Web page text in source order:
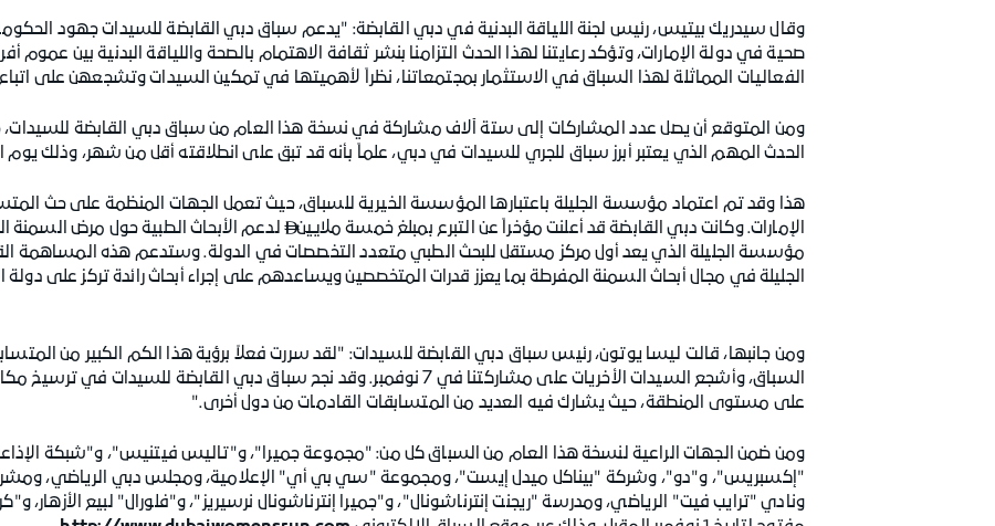
وقال سيدريك بيتيس، رئيس لجنة اللياقة البدنية في دبي القابضة: "يدعم سباق دبي القابضة للسيدات جهود
صحية في دولة الإمارات، وتؤكد رعايتنا لهذا الحدث التزامنا بنشر ثقافة الاهتمام بالصحة واللياقة البدنية بين عموم
الفعاليات المماثلة لهذا السباق في الاستثمار بمجتمعاتنا، نظراً لأهميتها في تمكين السيدات وتشجعهن على
ومن المتوقع أن يصل عدد المشاركات إلى ستة آلاف مشاركة في نسخة هذا العام من سباق دبي القابضة للسيدات،
الحدث المهم الذي يعتبر أبرز سباق للجري للسيدات في دبي، علماً بأنه قد تبق على انطلاقته أقل من شهر، وذلك يوم الجمعة
هذا وقد تم اعتماد مؤسسة الجليلة باعتبارها المؤسسة الخيرية للسباق، حيث تعمل الجهات المنظمة على حث
الإمارات. وكانت دبي القابضة قد أعلنت مؤخراً عن التبرع بمبلغ خمسة ملايين لدعم الأبحاث الطبية حول مرض السمنة
مؤسسة الجليلة الذي يعد أول مركز مستقل للبحث الطبي متعدد التخصصات في الدولة. وستدعم هذه المساهمة
الجليلة في مجال أبحاث السمنة المفرطة بما يعزز قدرات المتخصصين ويساعدهم على إجراء أبحاث رائدة تركز على دولة
ومن جانبها، قالت ليسا يوتون، رئيس سباق دبي القابضة للسيدات: "لقد سررت فعلاً برؤية هذا الكم الكبير من
السباق، وأشجع السيدات الأخريات على مشاركتنا في 7 نوفمبر. وقد نجح سباق دبي القابضة
على مستوى المنطقة، حيث يشارك فيه العديد من المتسابقات القادمات من دول أخرى."
ومن ضمن الجهات الراعية لنسخة هذا العام من السباق كل من: "مجموعة جميرا"، و"تاليس فيتنيس"، و"شبكة
"إكسبريس"، و"دو"، وشركة "بيناكل ميدل إيست"، ومجموعة "سي بي أي" الإعلامية، ومجلس دبي الرياضي،
ونادي "ترايب فيت" الرياضي، ومدرسة "ريجنت إنترناشونال"، و"جميرا إنترناشونال نرسيريز"، و"فلورال" لبيع الأزهار،